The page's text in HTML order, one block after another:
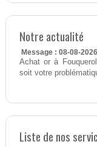
Notre actualité
Message : 08-08-
Achat or à
soit votre
Liste de nos